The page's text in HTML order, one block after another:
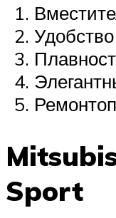
Sport